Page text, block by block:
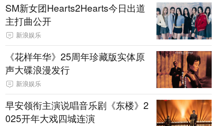
SM新女团Hearts2Hearts今日出道
主打曲公开
新浪娱乐
《花样年华》25周年珍藏版实体原
声大碟浪漫发行
新浪娱乐
早安领衔主演说唱音乐剧《东楼》2
025开年大戏四城连演